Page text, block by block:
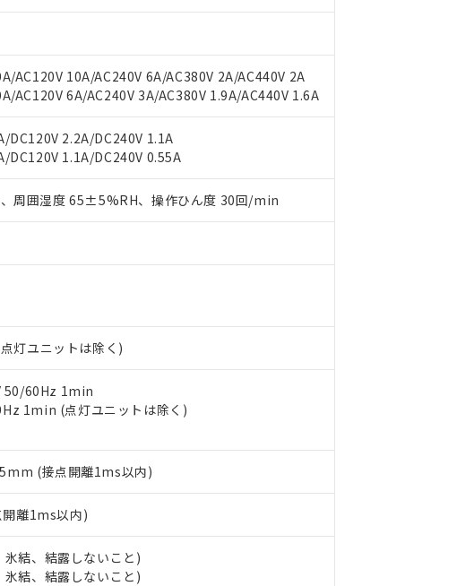
AC120V 10A/AC240V 6A/AC380V 2A/AC440V 2A
AC120V 6A/AC240V 3A/AC380V 1.9A/AC440V 1.6A
DC120V 2.2A/DC240V 1.1A
DC120V 1.1A/DC240V 0.55A
周囲湿度 65±5%RH、操作ひん度 30回/min
灯ユニットは除く)
50/60Hz 1min
1min (点灯ユニットは除く)
(接点開離1ms以内)
開離1ms以内)
結、結露しないこと)
結、結露しないこと)
標準価格はお客様のお取引先、またはお客様担当のオムロン制御機器販売店・
ください。
売店や当社販売拠点は「販売ネットワーク
」をご確認ください。
格結果を当社の事前の承諾なく第三者に漏洩または開示しないようお願いしま
品リスト作成サービス）をご利用いただくには、I-Webメンバーズにご登録され
。
ビスに関するお客様との取引・商談に必要な範囲で利用することをご了承くだ
は、
。
び制御機器に対する適用除外項目は除く。
いては閾値を超える意図的な使用がないことを確認しています。
どにより、予定月が前後することがあります。
ロード
の非含有証明書
社基準）
含有を証明するもので、過去に遡って非含有を証明するものではありません。
酸エステル類４物質の対応では、対応完了までの期間は出荷製品に未対応品が
対応日を記載しておりました。
在庫切替を完了していることから、特段のことがない限り、2022年1月12日よ
、 Cd(カドミウム) : 100ppm、
、 DIBP(フタル酸ジイソブチル) : 1000ppm、 BBP(フタル酸ブチルベンジル) : 1000ppm、
）のすべてが基準値以下であることを示します。
において有害物質が外部に漏えいし、環境に深刻な影響を及ぼさない年数を意
販売部門へお問い合わせください。
しません。
三者に販売する場合は、上記1、2および3の内容を当該第三者に通知します。
よび販売に係わる関係者が違法に輸出するおそれがある場合は、取り引きをい
ないが在庫あり
在庫状況については、お客様のお取引先、またはお客様担当のオムロン制御
社販売員にご確認ください)
また在庫状況の情報を公開していない機種